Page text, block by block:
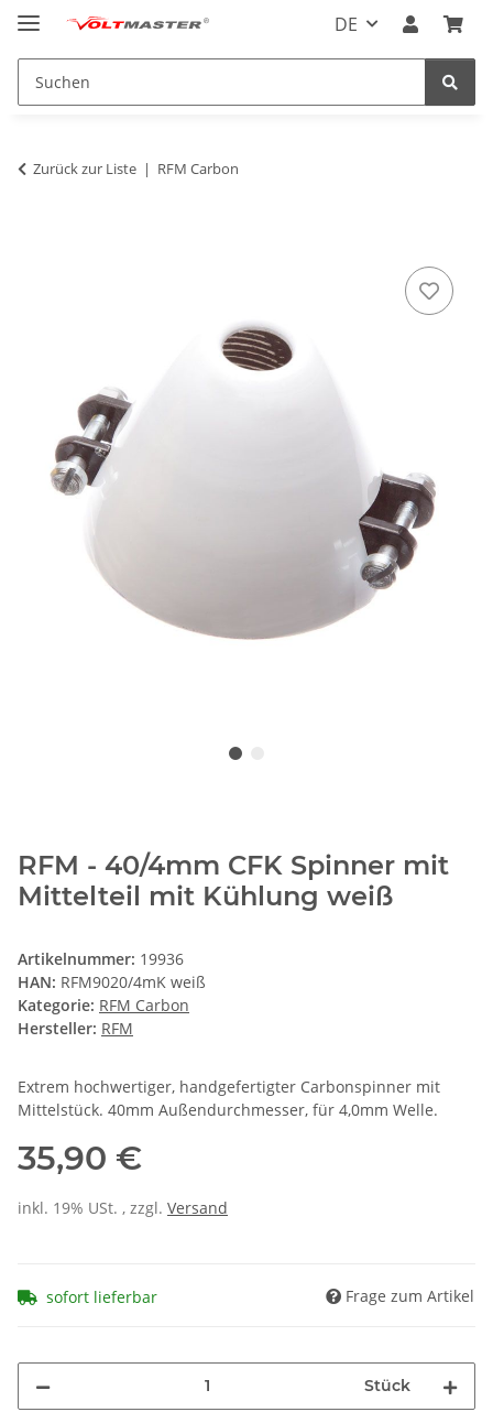
DE
Zurück zur Liste RFM Carbon
RFM - 40/4mm CFK Spinner mit
Mittelteil mit Kühlung weiß
Artikelnummer: 19936
HAN: RFM9020/4mK weiß
Kategorie: RFM Carbon
Hersteller: RFM
Extrem hochwertiger, handgefertigter Carbonspinner mit
Mittelstück. 40mm Außendurchmesser, für 4,0mm Welle.
35,90 €
inkl. 19% USt. , zzgl. Versand
sofort lieferbar Frage zum Artikel
Stück